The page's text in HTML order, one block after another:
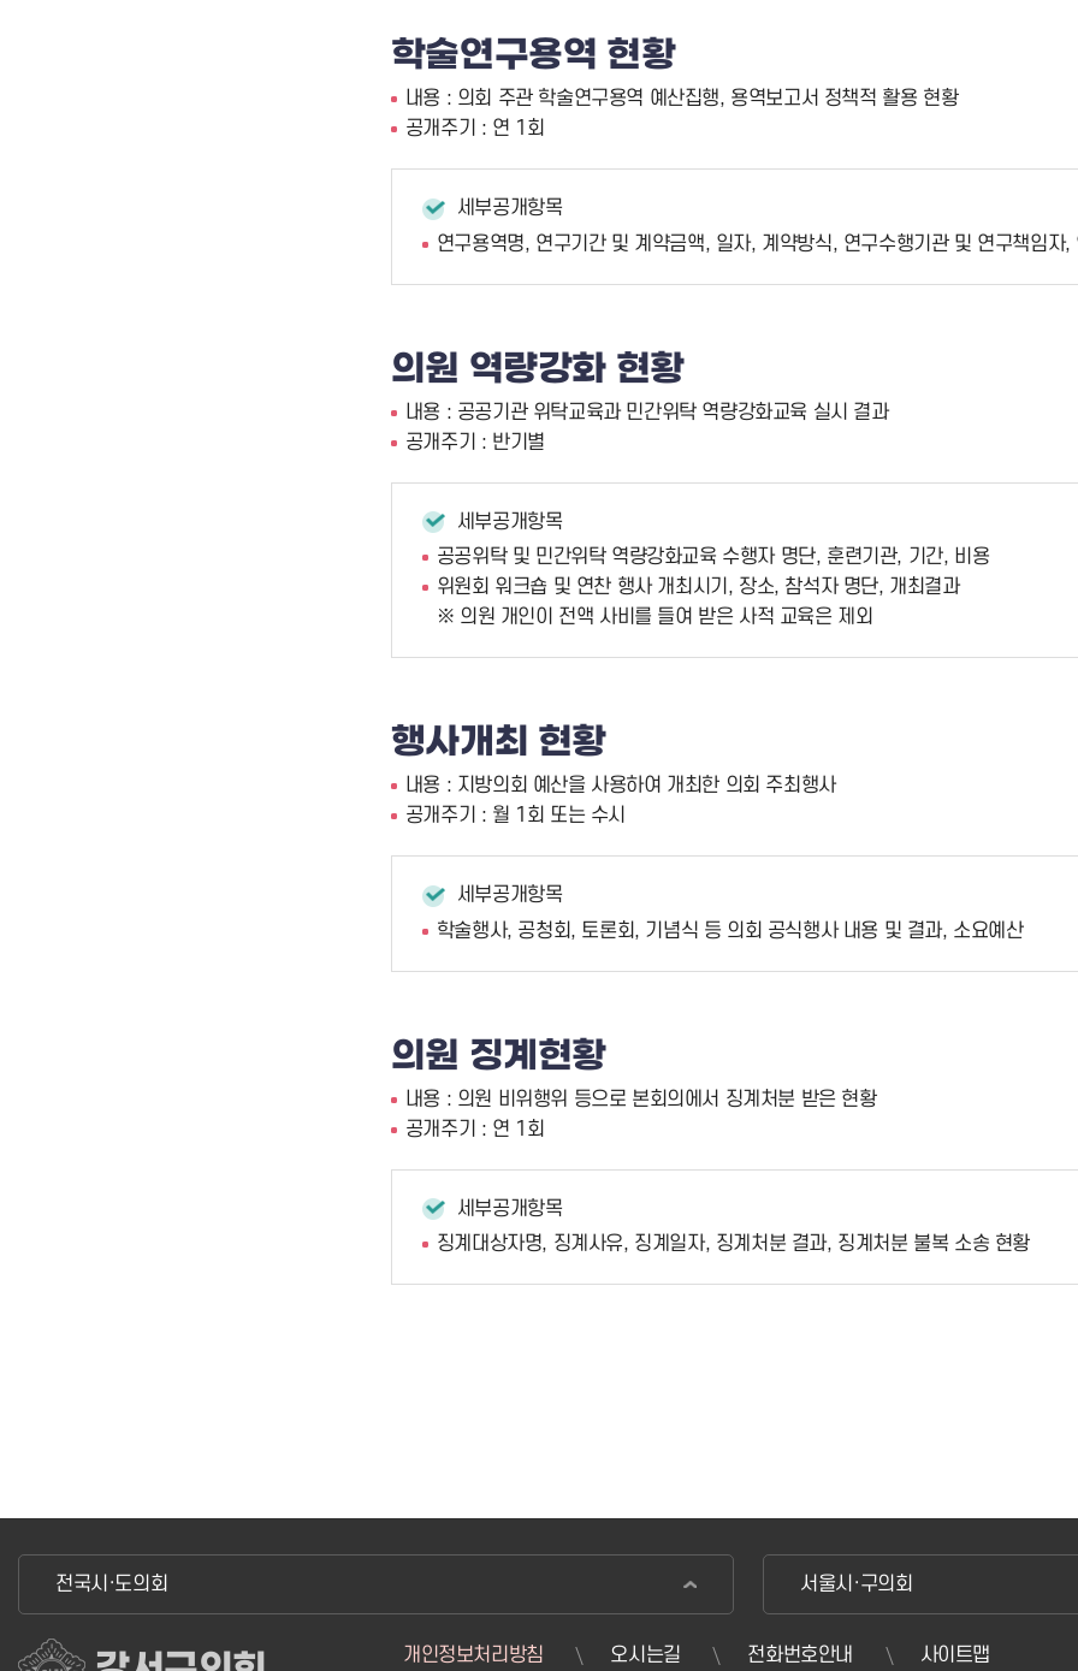
학술연구용역 현황
내용 : 의회 주관 학술연구용역 예산집행, 용역보고서 정책적 활용 현황
공개주기 : 연 1회
세부공개항목
연구용역명, 연구기간 및 계약금액, 일자, 계약방식, 연구수행기관 및 연구책임
의원 역량강화 현황
내용 : 공공기관 위탁교육과 민간위탁 역량강화교육 실시 결과
공개주기 : 반기별
세부공개항목
공공위탁 및 민간위탁 역량강화교육 수행자 명단, 훈련기관, 기간, 비용
위원회 워크숍 및 연찬 행사 개최시기, 장소, 참석자 명단, 개최결과
※ 의원 개인이 전액 사비를 들여 받은 사적 교육은 제외
행사개최 현황
내용 : 지방의회 예산을 사용하여 개최한 의회 주최행사
공개주기 : 월 1회 또는 수시
세부공개항목
학술행사, 공청회, 토론회, 기념식 등 의회 공식행사 내용 및 결과, 소요예산
의원 징계현황
내용 : 의원 비위행위 등으로 본회의에서 징계처분 받은 현황
공개주기 : 연 1회
세부공개항목
징계대상자명, 징계사유, 징계일자, 징계처분 결과, 징계처분 불복 소송 현황
전국시·도의회 서울시·구의회
개인정보처리방침 오시는길 전화번호안내 사이트맵